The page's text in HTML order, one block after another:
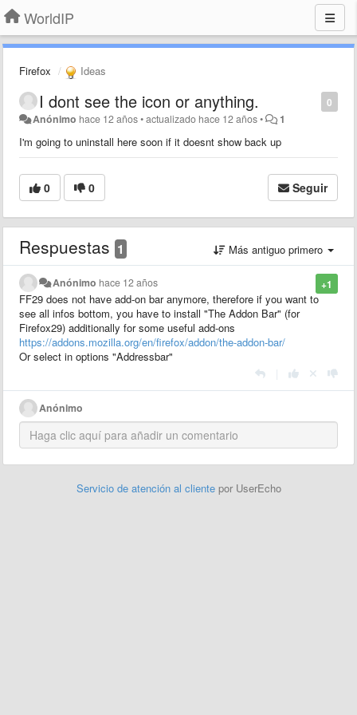
WorldIP
Firefox Ideas
0
I dont see the icon or anything.
Anónimo hace 12 años•actualizado hace 12 años• 1
I'm going to uninstall here soon if it doesnt show back up
0 0 Seguir
Respuestas 1 Más antiguo primero
+1
Anónimo hace 12 años
FF29 does not have add-on bar anymore, therefore if you want to
see all infos bottom, you have to install "The Addon Bar" (for
Firefox29) additionally for some useful add-ons
https://addons.mozilla.org/en/firefox/addon/the-addon-bar/
Or select in options "Addressbar"
Anónimo
Servicio de atención al cliente por UserEcho